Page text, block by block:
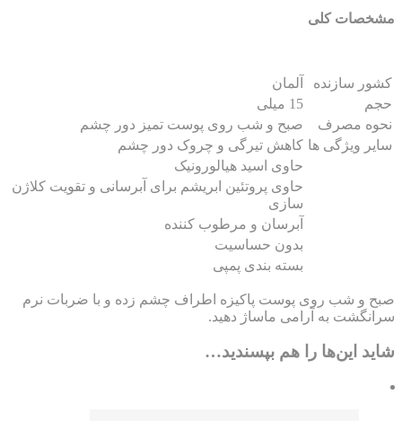
کلی
سازنده
آلمان
مصرف
صبح و شب روی پوست تمیز دور چشم
ویژگی ها
کاهش تیرگی و چروک دور چشم
حاوی اسید هیالورونیک
حاوی پروتئین ابریشم برای آبرسانی و تقویت کلاژن
سازی
آبرسان و مرطوب کننده
بدون حساسیت
بسته بندی پمپی
و شب روی پوست پاکیزه اطراف چشم زده و با ضربات نرم
به آرامی ماساژ دهید.
این‌ها را هم بپسندید…